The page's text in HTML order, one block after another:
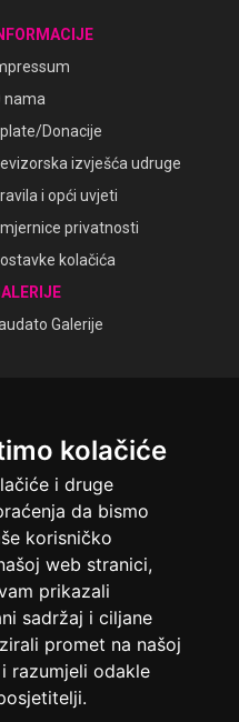
kolačiće
i druge
da bismo
korisničko
web stranici,
prikazali
sadržaj i ciljane
promet na našoj
razumjeli odakle
nama
Donacije
izvješća udruge
i opći uvjeti
privatnosti
kolačića
Galerije
dobrote
Rijeka